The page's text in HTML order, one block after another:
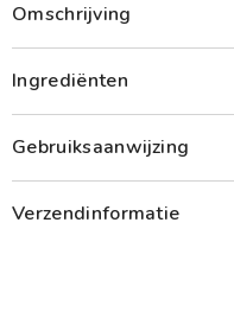
Omschrijving
Ingrediënten
Gebruiksaanwijzing
Verzendinformatie